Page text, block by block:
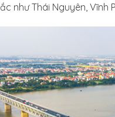
như Thái Nguyên, Vĩnh